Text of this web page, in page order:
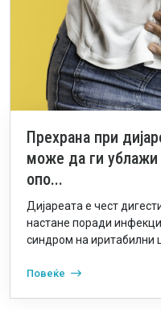
Прехрана при
може да ги
опо...
Дијареата е чест
настане поради
синдром на иритабилни
Повеќе